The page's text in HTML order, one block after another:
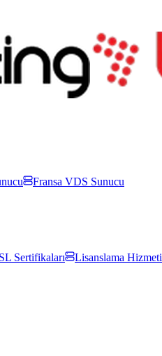
Fransa VDS Sunucu
Sertifikaları
Lisanslama Hizmeti